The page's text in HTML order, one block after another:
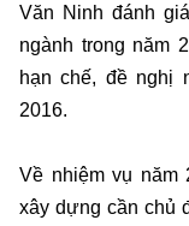
Văn Ninh đánh
ngành trong năm
hạn chế, đề nghị
2016.
Về nhiệm vụ năm
xây dựng cần chủ